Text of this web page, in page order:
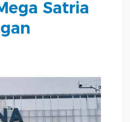
Satria